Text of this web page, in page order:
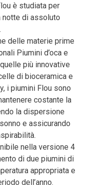
è studiata per
notte di assoluto
delle materie prime
Piumini d’oca e
più innovative
di bioceramica e
i piumini Flou sono
costante la
la dispersione
e assicurando
nella versione 4
di due piumini di
appropriata e
dell’anno.